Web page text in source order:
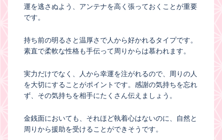
運を逃さぬよう、アンテナを高く張っておくことが重要
です。
持ち前の明るさと温厚さで人から好かれるタイプです。
素直で柔軟な性格も手伝って周りからは慕われます。
実力だけでなく、人から幸運を注がれるので、周りの人
を大切にすることがポイントです。感謝の気持ちを忘れ
ず、その気持ちを相手にたくさん伝えましょう。
金銭面においても、それほど執着心はないのに、自然と
周りから援助を受けることができそうです。